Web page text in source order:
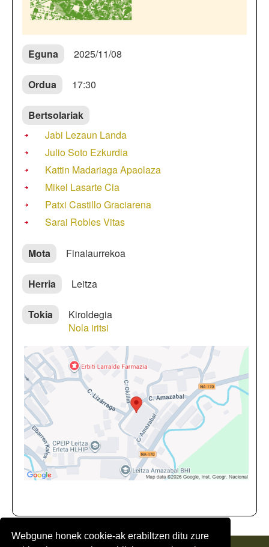
Webgune honek cookie-ak erabiltzen ditu zure
Eguna 2025/11/08
Ordua 17:30
Bertsolariak
Jabi Lezaun Landa
Julio Soto Ezkurdia
Kattin Madariaga Apaolaza
Mikel Lasarte Cia
Patxi Castillo Graciarena
Sarai Robles Vitas
Mota Finalaurrekoa
Herria Leitza
Tokia
Kiroldegia
Nola iritsi